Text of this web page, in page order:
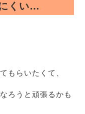
くい…
もらいたくて、
ろうと頑張るかも